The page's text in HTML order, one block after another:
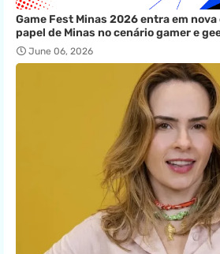
Game Fest Minas 2026 entra em
papel de Minas no cenário gamer e
June 06, 2026